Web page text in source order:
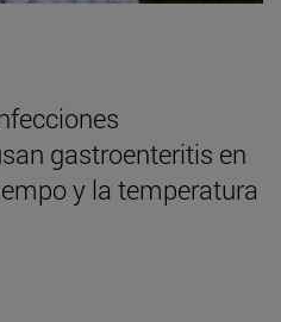
gastroenteritis en
y la temperatura